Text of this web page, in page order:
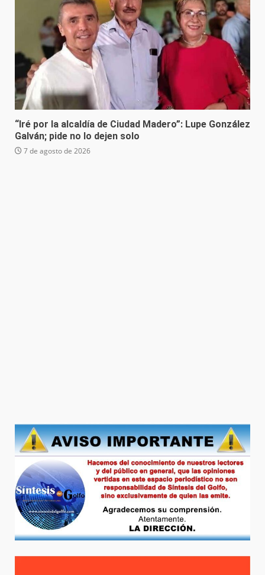
“Iré por la alcaldía de Ciudad Madero”: Lupe González
Galván; pide no lo dejen solo
7 de agosto de 2026